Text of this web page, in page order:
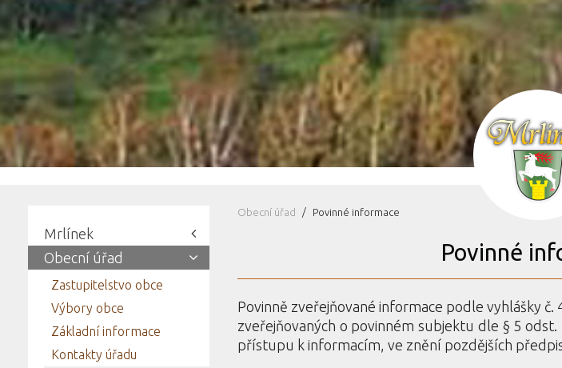
Obecní úřad Povinné informace
Povinné
Povinně zveřejňované informace podle vyhlášky
zveřejňovaných o povinném subjektu dle § 5
přístupu k informacím, ve znění pozdějších
Mrlínek
Obecní úřad
Zastupitelstvo obce
Výbory obce
Základní informace
Kontakty úřadu